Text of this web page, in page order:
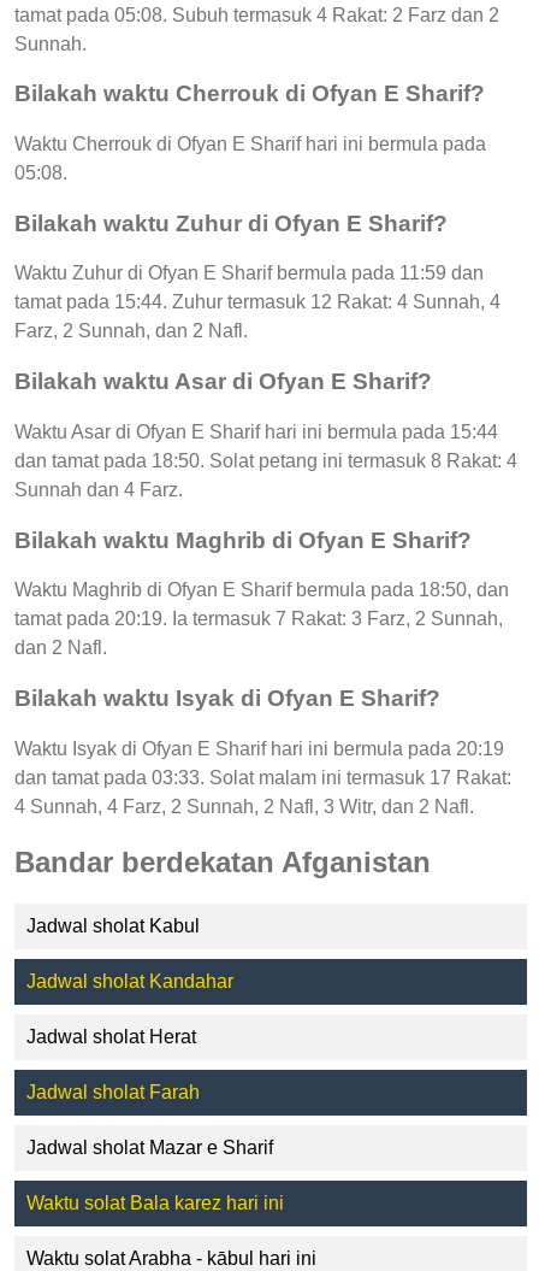
tamat pada 05:08. Subuh termasuk 4 Rakat: 2 Farz dan 2
Sunnah.
Bilakah waktu Cherrouk di Ofyan E Sharif?
Waktu Cherrouk di Ofyan E Sharif hari ini bermula pada
05:08.
Bilakah waktu Zuhur di Ofyan E Sharif?
Waktu Zuhur di Ofyan E Sharif bermula pada 11:59 dan
tamat pada 15:44. Zuhur termasuk 12 Rakat: 4 Sunnah, 4
Farz, 2 Sunnah, dan 2 Nafl.
Bilakah waktu Asar di Ofyan E Sharif?
Waktu Asar di Ofyan E Sharif hari ini bermula pada 15:44
dan tamat pada 18:50. Solat petang ini termasuk 8 Rakat: 4
Sunnah dan 4 Farz.
Bilakah waktu Maghrib di Ofyan E Sharif?
Waktu Maghrib di Ofyan E Sharif bermula pada 18:50, dan
tamat pada 20:19. Ia termasuk 7 Rakat: 3 Farz, 2 Sunnah,
dan 2 Nafl.
Bilakah waktu Isyak di Ofyan E Sharif?
Waktu Isyak di Ofyan E Sharif hari ini bermula pada 20:19
dan tamat pada 03:33. Solat malam ini termasuk 17 Rakat:
4 Sunnah, 4 Farz, 2 Sunnah, 2 Nafl, 3 Witr, dan 2 Nafl.
Bandar berdekatan Afganistan
Jadwal sholat Kabul
Jadwal sholat Kandahar
Jadwal sholat Herat
Jadwal sholat Farah
Jadwal sholat Mazar e Sharif
Waktu solat Bala karez hari ini
Waktu solat Arabha - kābul hari ini